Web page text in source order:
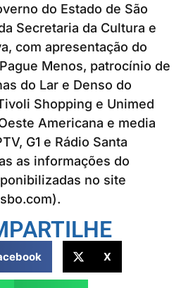
do Estado de São
Secretaria da Cultura e
com apresentação do
Menos, patrocínio de
do Lar e Denso do
Shopping e Unimed
Americana e media
G1 e Rádio Santa
as informações do
no site
X